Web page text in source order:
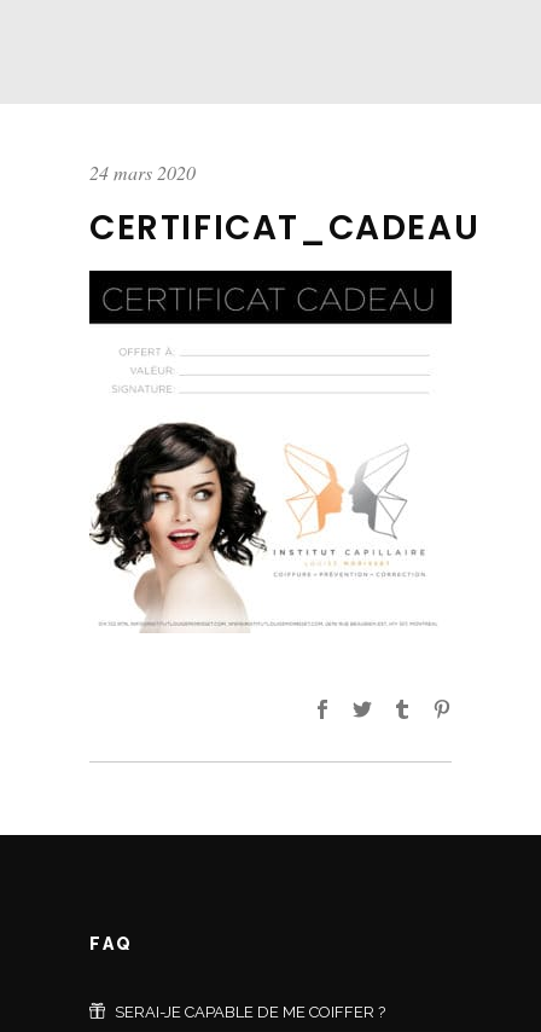
24 mars 2020
CERTIFICAT_CADEAU
FAQ
SERAI-JE CAPABLE DE ME COIFFER ?